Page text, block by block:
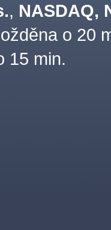
, NASDAQ,
o 20
15 min.